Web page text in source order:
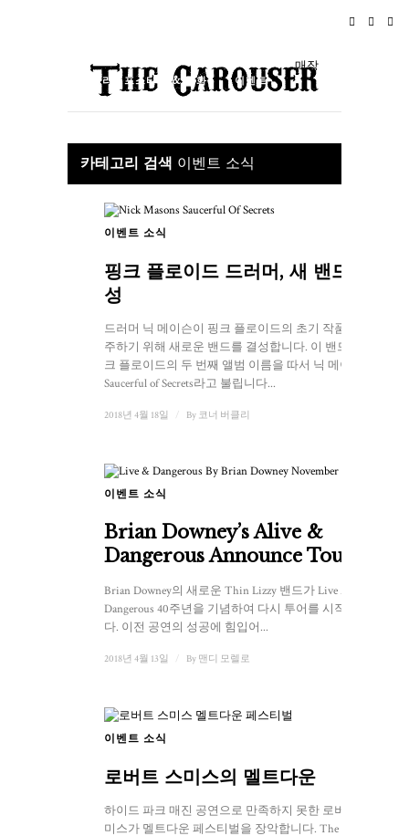
라이프스타일 & 문화 이벤트
매장
카테고리 검색 이벤트 소식
이벤트 소식
핑크 플로이드 드러머, 새 밴드 결
성
드러머 닉 메이슨이 핑크 플로이드의 초기 작품을 연
주하기 위해 새로운 밴드를 결성합니다. 이 밴드는 핑
크 플로이드의 두 번째 앨범 이름을 따서 닉 메이슨의
Saucerful of Secrets라고 불립니다...
2018년 4월 18일 By 코너 버클리
이벤트 소식
Brian Downey’s Alive &
Dangerous Announce Tour
Brian Downey의 새로운 Thin Lizzy 밴드가 Live And
Dangerous 40주년을 기념하여 다시 투어를 시작합니
다. 이전 공연의 성공에 힘입어...
2018년 4월 13일 By 맨디 모렐로
이벤트 소식
로버트 스미스의 멜트다운
하이드 파크 매진 공연으로 만족하지 못한 로버트 스
미스가 멜트다운 페스티벌을 장악합니다. The Cure의